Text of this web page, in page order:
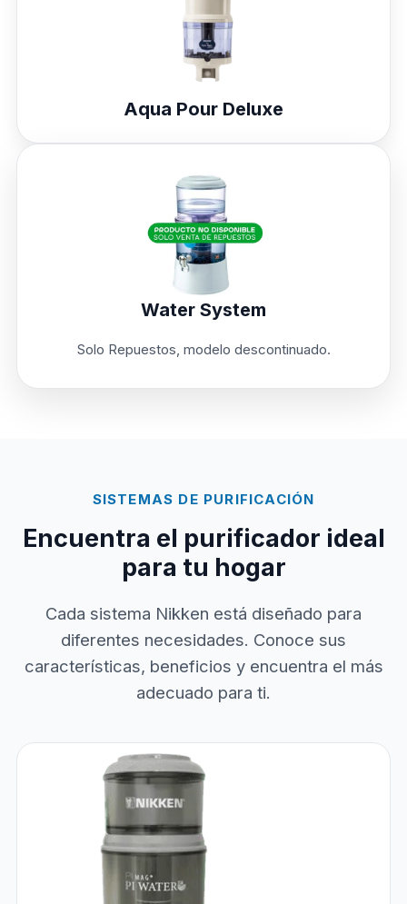
Aqua Pour Deluxe
Water System
Solo Repuestos, modelo descontinuado.
SISTEMAS DE PURIFICACIÓN
Encuentra el purificador ideal
para tu hogar
Cada sistema Nikken está diseñado para
diferentes necesidades. Conoce sus
características, beneficios y encuentra el más
adecuado para ti.